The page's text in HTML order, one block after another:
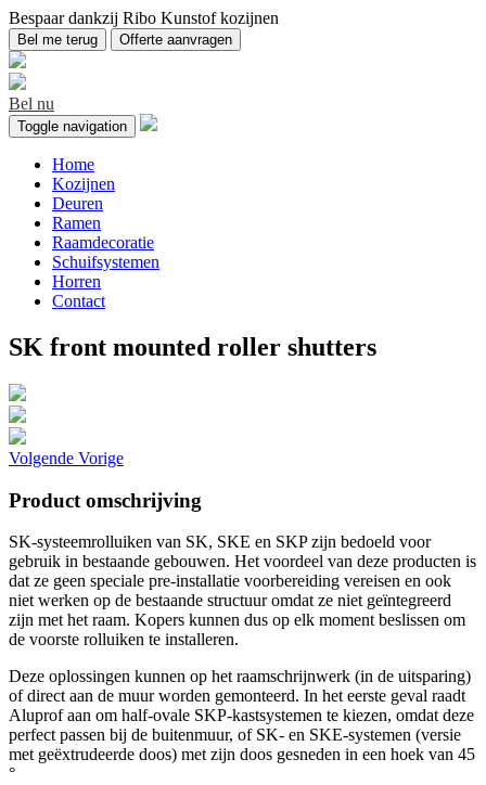
Bespaar dankzij Ribo Kunstof kozijnen
Bel me terug Offerte aanvragen
Bel nu
Toggle navigation
Home
Kozijnen
Deuren
Ramen
Raamdecoratie
Schuifsystemen
Horren
Contact
SK front mounted roller shutters
Volgende Vorige
Product omschrijving
SK-systeemrolluiken van SK, SKE en SKP zijn bedoeld voor
gebruik in bestaande gebouwen. Het voordeel van deze producten is
dat ze geen speciale pre-installatie voorbereiding vereisen en ook
niet werken op de bestaande structuur omdat ze niet geïntegreerd
zijn met het raam. Kopers kunnen dus op elk moment beslissen om
de voorste rolluiken te installeren.
Deze oplossingen kunnen op het raamschrijnwerk (in de uitsparing)
of direct aan de muur worden gemonteerd. In het eerste geval raadt
Aluprof aan om half-ovale SKP-kastsystemen te kiezen, omdat deze
perfect passen bij de buitenmuur, of SK- en SKE-systemen (versie
met geëxtrudeerde doos) met zijn doos gesneden in een hoek van 45
°